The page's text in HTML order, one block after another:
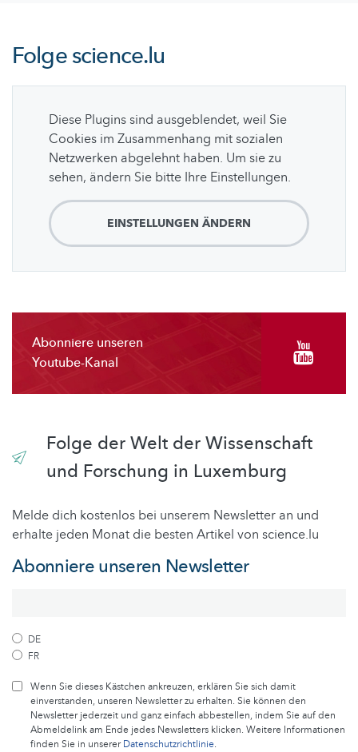
Folgescience.lu
Diese Plugins sind ausgeblendet, weil Sie
Cookies im Zusammenhang mit sozialen
Netzwerken abgelehnt haben. Um sie zu
sehen, ändern Sie bitte Ihre Einstellungen.
EINSTELLUNGEN ÄNDERN
Abonniere unseren
Youtube-Kanal
Folge der Welt der Wissenschaft
und Forschung in Luxemburg
Melde dich kostenlos bei unserem Newsletter an und
erhalte jeden Monat die besten Artikel von science.lu
Abonniere unseren Newsletter
DE
FR
Wenn Sie dieses Kästchen ankreuzen, erklären Sie sich damit
einverstanden, unseren Newsletter zu erhalten. Sie können den
Newsletter jederzeit und ganz einfach abbestellen, indem Sie auf den
Abmeldelink am Ende jedes Newsletters klicken. Weitere Informationen
finden Sie in unsererDatenschutzrichtlinie.